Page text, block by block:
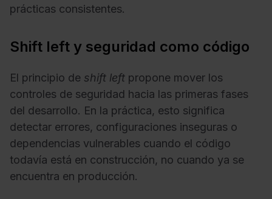
prácticas consistentes.
Shift left y seguridad como código
El principio de shift left propone mover los
controles de seguridad hacia las primeras fases
del desarrollo. En la práctica, esto significa
detectar errores, configuraciones inseguras o
dependencias vulnerables cuando el código
todavía está en construcción, no cuando ya se
encuentra en producción.